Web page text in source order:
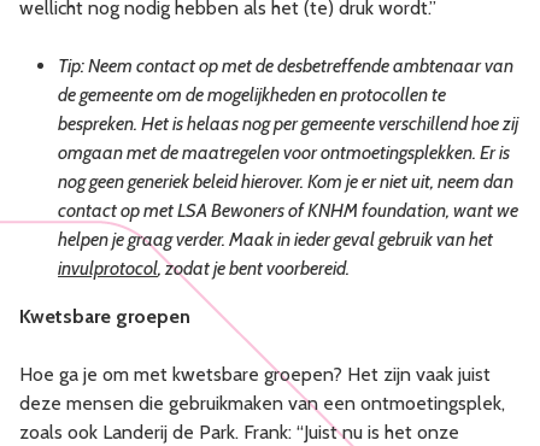
wellicht nog nodig hebben als het (te) druk wordt.”
Tip: Neem contact op met de desbetreffende ambtenaar van
de gemeente om de mogelijkheden en protocollen te
bespreken. Het is helaas nog per gemeente verschillend hoe zij
omgaan met de maatregelen voor ontmoetingsplekken. Er is
nog geen generiek beleid hierover. Kom je er niet uit, neem dan
contact op met LSA Bewoners of KNHM foundation, want we
helpen je graag verder. Maak in ieder geval gebruik van het
invulprotocol, zodat je bent voorbereid.
Kwetsbare groepen
Hoe ga je om met kwetsbare groepen? Het zijn vaak juist
deze mensen die gebruikmaken van een ontmoetingsplek,
zoals ook Landerij de Park. Frank: “Juist nu is het onze